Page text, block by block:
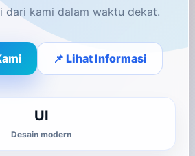
dari kami dalam waktu dekat.
📌 Lihat Informasi
UI
Desain modern